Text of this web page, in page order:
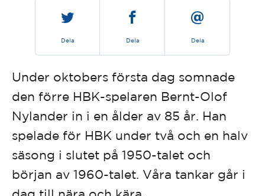
Dela Dela Dela
Under oktobers första dag somnade
den förre HBK-spelaren Bernt-Olof
Nylander in i en ålder av 85 år. Han
spelade för HBK under två och en halv
säsong i slutet på 1950-talet och
början av 1960-talet. Våra tankar går i